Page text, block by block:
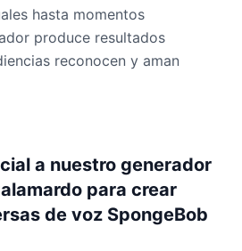
hasta momentos
produce resultados
reconocen y aman
a nuestro generador
para crear
de voz SpongeBob